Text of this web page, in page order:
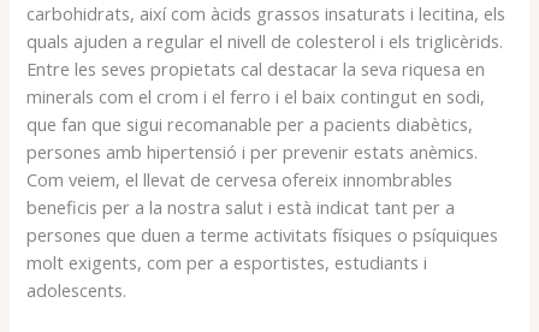
carbohidrats, així com àcids grassos insaturats i lecitina, els
quals ajuden a regular el nivell de colesterol i els triglicèrids.
Entre les seves propietats cal destacar la seva riquesa en
minerals com el crom i el ferro i el baix contingut en sodi,
que fan que sigui recomanable per a pacients diabètics,
persones amb hipertensió i per prevenir estats anèmics.
Com veiem, el llevat de cervesa ofereix innombrables
beneficis per a la nostra salut i està indicat tant per a
persones que duen a terme activitats físiques o psíquiques
molt exigents, com per a esportistes, estudiants i
adolescents.